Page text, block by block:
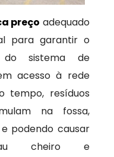
preço adequado
para garantir o
do sistema de
acesso à rede
tempo, resíduos
na fossa,
podendo causar
cheiro e